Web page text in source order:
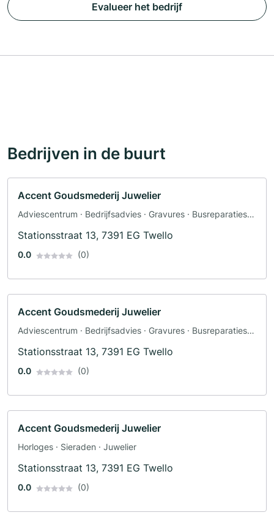
Evalueer het bedrijf
Bedrijven in de buurt
Accent Goudsmederij Juwelier
Adviescentrum · Bedrijfsadvies · Gravures · Busreparaties ·
Stationsstraat 13, 7391 EG Twello
0.0 (0)
Accent Goudsmederij Juwelier
Adviescentrum · Bedrijfsadvies · Gravures · Busreparaties ·
Stationsstraat 13, 7391 EG Twello
0.0 (0)
Accent Goudsmederij Juwelier
Horloges · Sieraden · Juwelier
Stationsstraat 13, 7391 EG Twello
0.0 (0)